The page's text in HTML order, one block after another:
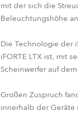
mit der sich die
Beleuchtungshöhe
Die Technologie der
iFORTE LTX ist, mit
Scheinwerfer auf
Großen Zuspruch
innerhalb der Geräte